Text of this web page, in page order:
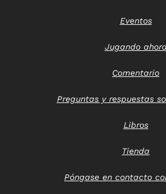
Eventos
Jugando ahora
Comentario
Preguntas y respuestas
Libros
Tienda
Póngase en contacto